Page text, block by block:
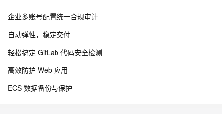
企业多账号配置统一合规审计
自动弹性，稳定交付
轻松搞定 GitLab 代码安全检测
高效防护 Web 应用
ECS 数据备份与保护